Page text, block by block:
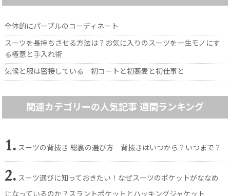
全体的にパープルのコーディネート
スーツを長持ちさせる方法は？お気に入りのスーツを一生モノにす
る極意と手入れ術
気候と服は密接している 初コートと初蕎麦と初仕事と
関連カテゴリーの人気記事 週間ランキング
1. スーツの背抜き 総裏の選び方 背抜きはいつから？いつまで？
2. スーツ選びに知っておきたい！なぜスーツのポケットがななめ
になっているのか？スラントポケットとハッキングジャケット